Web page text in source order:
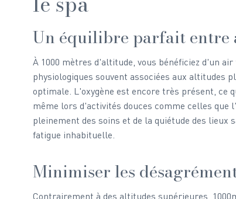
Un équilibre parfait
À 1000 mètres d'altitude, vous bénéficiez d'un
physiologiques souvent associées aux altitudes
optimale. L'oxygène est encore très présent, ce
même lors d'activités douces comme celles que
pleinement des soins et de la quiétude des lieux
fatigue inhabituelle.
Minimiser les
Contrairement à des altitudes supérieures,